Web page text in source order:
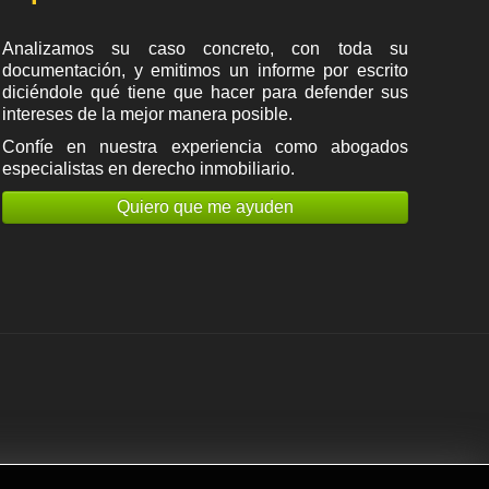
Analizamos su caso concreto, con toda su
documentación, y emitimos un informe por escrito
diciéndole qué tiene que hacer para defender sus
intereses de la mejor manera posible.
Confíe en nuestra experiencia como abogados
especialistas en derecho inmobiliario.
Quiero que me ayuden